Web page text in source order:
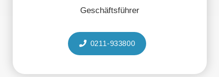
Geschäftsführer
0211-933800